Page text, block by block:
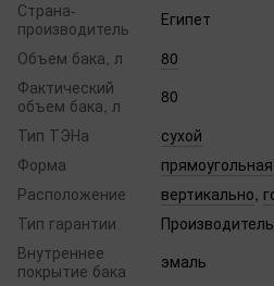
Страна-
производитель
Египет
Объем бака, л
80
Фактический
объем бака, л
80
Тип ТЭНа
сухой
Форма
прямоугольная
Расположение
вертикально,
Тип гарантии
Производитель
Внутреннее
покрытие бака
эмаль